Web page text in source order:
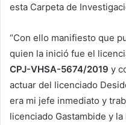
esta Carpeta de
“Con ello manifiesto que
quien la inició fue el
CPJ-VHSA-5674/2019 y
actuar del licenciado
era mi jefe inmediato y
licenciado Gastambide y